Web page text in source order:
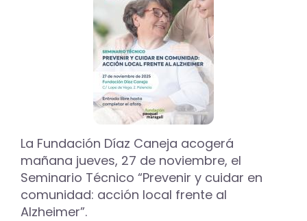
La Fundación Díaz Caneja acogerá
mañana jueves, 27 de noviembre, el
Seminario Técnico “Prevenir y cuidar en
comunidad: acción local frente al
Alzheimer”.